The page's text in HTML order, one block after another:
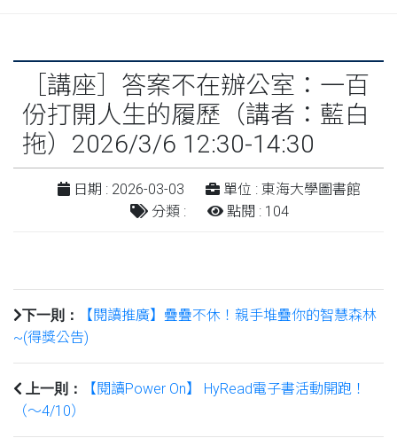
［講座］答案不在辦公室：一百
份打開人生的履歷（講者：藍白
拖）2026/3/6 12:30-14:30
日期 : 2026-03-03
單位 : 東海大學圖書館
分類 :
點閱 : 104
下一則：
【閱讀推廣】疊疊不休！親手堆疊你的智慧森林
~(得獎公告)
上一則：
【閱讀Power On】 HyRead電子書活動開跑！
（～4/10）